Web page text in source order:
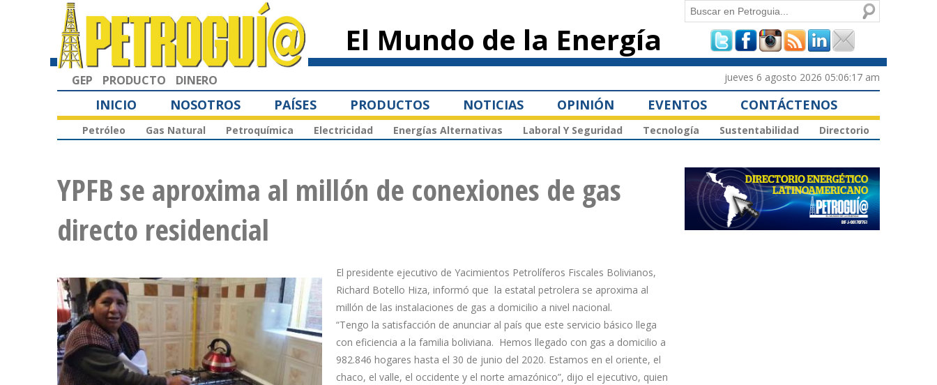
principal
El Mundo de la Energía
Formulario de
búsqueda
Buscar
GEP PRODUCTO DINERO jueves 6 agosto 2026 05:06:17 am
INICIO NOSOTROS PAÍSES PRODUCTOS NOTICIAS OPINIÓN EVENTOS CONTÁCTENOS
Petróleo Gas Natural Petroquímica Electricidad Energías Alternativas Laboral Y Seguridad Tecnología Sustentabilidad Directorio
YPFB se aproxima al millón de conexiones de gas
directo residencial
El presidente ejecutivo de Yacimientos Petrolíferos Fiscales Bolivianos,
Richard Botello Hiza, informó que la estatal petrolera se aproxima al
millón de las instalaciones de gas a domicilio a nivel nacional.
“Tengo la satisfacción de anunciar al país que este servicio básico llega
con eficiencia a la familia boliviana. Hemos llegado con gas a domicilio a
982.846 hogares hasta el 30 de junio del 2020. Estamos en el oriente, el
chaco, el valle, el occidente y el norte amazónico”, dijo el ejecutivo, quien